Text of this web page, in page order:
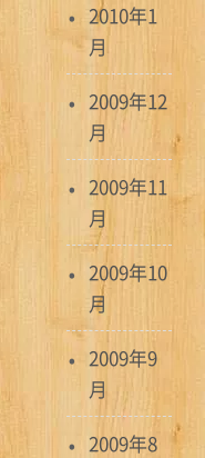
2010年1
月
2009年12
月
2009年11
月
2009年10
月
2009年9
月
2009年8